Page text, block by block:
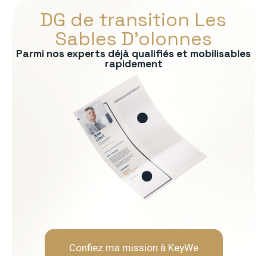
DG de transition Les
Sables D’olonnes
Parmi nos experts déjà qualifiés et mobilisables
rapidement
Soft Skills recherchées :
Lucidité stratégique
Neutralité & autorité
Résistance au stress
Confiez ma mission à KeyWe